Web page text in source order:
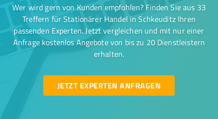
Wer wird gern von Kunden empfohlen? Finden Sie aus 33
Treffern für Stationärer Handel in Schkeuditz Ihren
passenden Experten. Jetzt vergleichen und mit nur einer
Anfrage kostenlos Angebote von bis zu 20 Dienstleistern
erhalten.
JETZT EXPERTEN ANFRAGEN